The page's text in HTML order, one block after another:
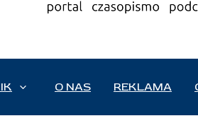
O NAS REKLAMA